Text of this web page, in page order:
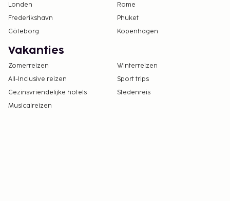
Londen
Rome
Frederikshavn
Phuket
Göteborg
Kopenhagen
Vakanties
Zomerreizen
Winterreizen
All-Inclusive reizen
Sport trips
Gezinsvriendelijke hotels
Stedenreis
Musicalreizen